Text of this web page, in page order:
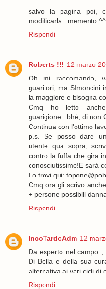
salvo la pagina poi,
modificarla.. memento ^^
Rispondi
Roberts !!! 12 marzo
Oh mi raccomando,
guaritori, ma SImoncini
la maggiore e bisogna
Cmq ho letto
guarigione...bhè, di non
Continua con l'ottimo
p.s. Se posso dare
utente qua sopra,
contro la fuffa che gira
conosciutissimo!E sarà
Lo trovi qui:
Cmq ora gli scrivo
+ persone possibili
Rispondi
IncoTardoAdm 12
Da esperto nel campo ,
Di Bella e della sua
alternativa ai vari cicli di
Rispondi